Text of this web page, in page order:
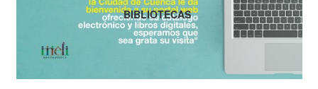
BIBLIOTECAS